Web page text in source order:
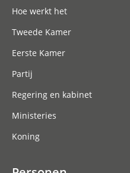
Hoe werkt het
Tweede Kamer
Eerste Kamer
Partij
Regering en kabinet
Ministeries
Koning